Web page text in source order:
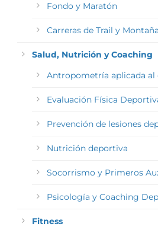
Fondo y Maratón
Carreras de Trail y Montaña
Salud, Nutrición y Coaching
Antropometría aplicada al
Evaluación Física
Prevención de lesiones
Nutrición deportiva
Socorrismo y Primeros
Psicología y Coaching
Fitness